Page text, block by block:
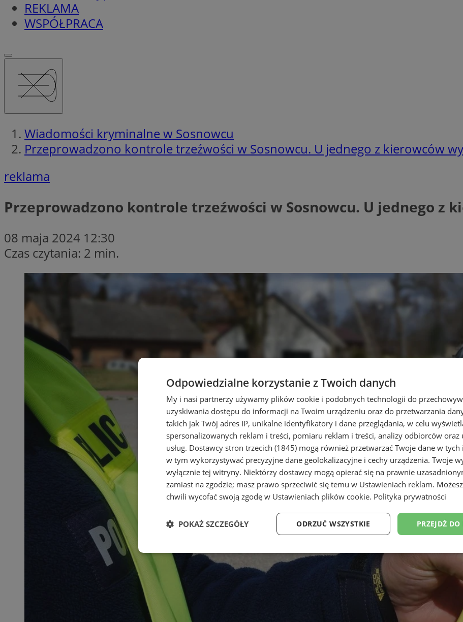
REKLAMA
WSPÓŁPRACA
Wiadomości kryminalne w Sosnowcu
Przeprowadzono kontrole trzeźwości w Sosnowcu. U jednego z kierowców
reklama
Przeprowadzono kontrole trzeźwości w Sosnowcu. U jednego z
08 maja 2024 12:30
Czas czytania: 2 min.
Odpowiedzialne korzystanie z Twoich danych
My i nasi partnerzy używamy plików cookie i podobnych technologii do
uzyskiwania dostępu do informacji na Twoim urządzeniu oraz do przetwarzania
takich jak Twój adres IP, unikalne identyfikatory i dane przeglądania, w celu
spersonalizowanych reklam i treści, pomiaru reklam i treści, analizy odbiorców oraz
usług. Dostawcy stron trzecich (1845) mogą również przetwarzać Twoje dane w tych
w tym wykorzystywać precyzyjne dane geolokalizacyjne i cechy urządzenia. Twoje
wyłącznie tej witryny. Niektórzy dostawcy mogą opierać się na prawnie
zamiast na zgodzie; masz prawo sprzeciwić się temu w Ustawieniach reklam.
chwili wycofać swoją zgodę w Ustawieniach plików cookie. Polityka prywatności
PRZEJDŹ
ODRZUĆ WSZYSTKIE
POKAŻ SZCZEGÓŁY
Niezbędne Wydajność Targetowanie Funkcjonalność